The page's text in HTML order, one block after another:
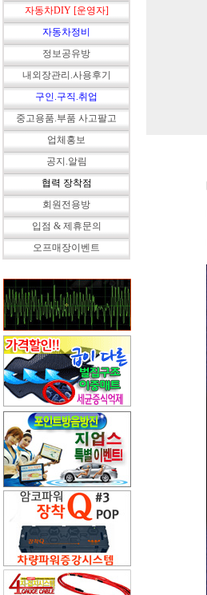
자동차DIY [운영자]
자동차정비
정보공유방
내외장관리.사용후기
구인.구직.취업
중고용품.부품 사고팔고
업체홍보
공지.알림
협력 장착점
회원전용방
입점 & 제휴문의
오프매장이벤트